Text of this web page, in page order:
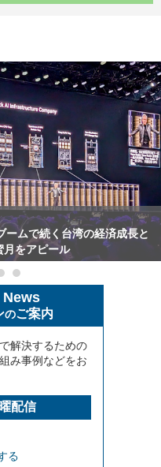
ームで続く台湾の経済成長と
月をアピール
News
のご案内
解決するための
み事例などをお
配信
る